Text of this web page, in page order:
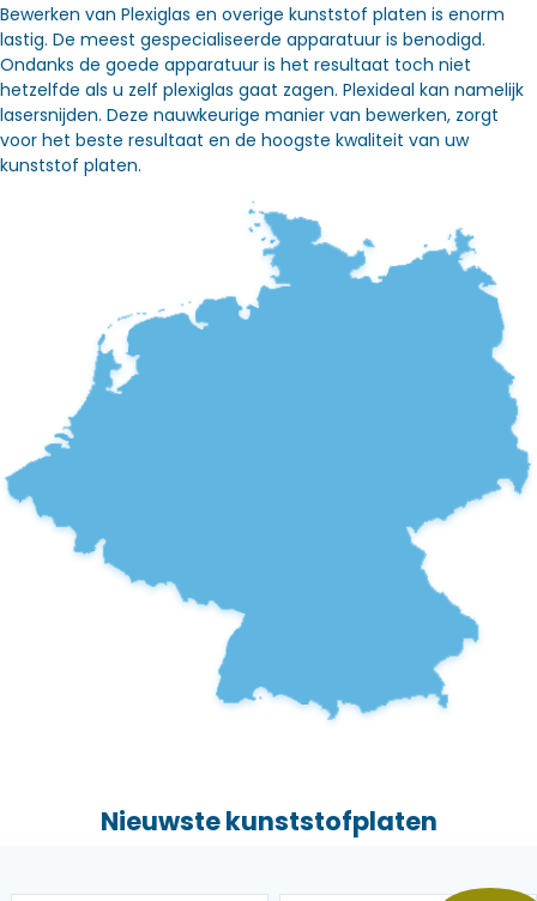
Bewerken van Plexiglas en overige kunststof platen is enorm
lastig. De meest gespecialiseerde apparatuur is benodigd.
Ondanks de goede apparatuur is het resultaat toch niet
hetzelfde als u zelf plexiglas gaat zagen. Plexideal kan namelijk
lasersnijden. Deze nauwkeurige manier van bewerken, zorgt
voor het beste resultaat en de hoogste kwaliteit van uw
kunststof platen.
Nieuwste kunststofplaten